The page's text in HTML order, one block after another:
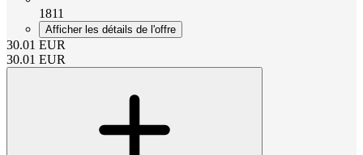
1811
Afficher les détails de l'offre
30.01 EUR
30.01 EUR